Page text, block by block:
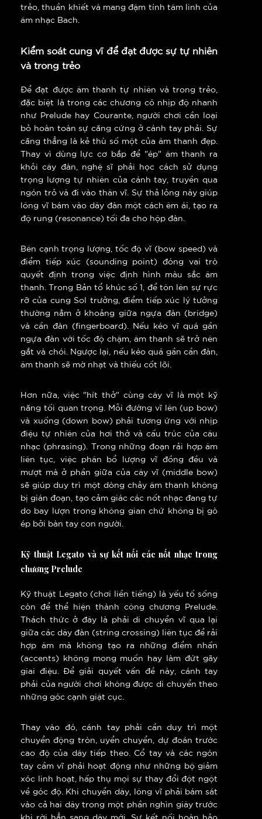
trẻo, thuần khiết và mang đậm tính tâm linh của
âm nhạc Bach.
Kiểm soát cung vĩ để đạt được sự tự nhiên
và trong trẻo
Để đạt được âm thanh tự nhiên và trong trẻo,
đặc biệt là trong các chương có nhịp độ nhanh
như Prelude hay Courante, người chơi cần loại
bỏ hoàn toàn sự căng cứng ở cánh tay phải. Sự
căng thẳng là kẻ thù số một của âm thanh đẹp.
Thay vì dùng lực cơ bắp để "ép" âm thanh ra
khỏi cây đàn, nghệ sĩ phải học cách sử dụng
trọng lượng tự nhiên của cánh tay, truyền qua
ngón trỏ và đi vào thân vĩ. Sự thả lỏng này giúp
lông vĩ bám vào dây đàn một cách êm ái, tạo ra
độ rung (resonance) tối đa cho hộp đàn.
Bên cạnh trọng lượng, tốc độ vĩ (bow speed) và
điểm tiếp xúc (sounding point) đóng vai trò
quyết định trong việc định hình màu sắc âm
thanh. Trong Bản tổ khúc số 1, để tôn lên sự rực
rỡ của cung Sol trưởng, điểm tiếp xúc lý tưởng
thường nằm ở khoảng giữa ngựa đàn (bridge)
và cần đàn (fingerboard). Nếu kéo vĩ quá gần
ngựa đàn với tốc độ chậm, âm thanh sẽ trở nên
gắt và chói. Ngược lại, nếu kéo quá gần cần đàn,
âm thanh sẽ mờ nhạt và thiếu cốt lõi.
Hơn nữa, việc "hít thở" cùng cây vĩ là một kỹ
năng tối quan trọng. Mỗi đường vĩ lên (up bow)
và xuống (down bow) phải tương ứng với nhịp
điệu tự nhiên của hơi thở và cấu trúc của câu
nhạc (phrasing). Trong những đoạn rải hợp âm
liên tục, việc phân bổ lượng vĩ đồng đều và
mượt mà ở phần giữa của cây vĩ (middle bow)
sẽ giúp duy trì một dòng chảy âm thanh không
bị gián đoạn, tạo cảm giác các nốt nhạc đang tự
do bay lượn trong không gian chứ không bị gò
ép bởi bàn tay con người.
Kỹ thuật Legato và sự kết nối các nốt nhạc trong
chương Prelude
Kỹ thuật Legato (chơi liền tiếng) là yếu tố sống
còn để thể hiện thành công chương Prelude.
Thách thức ở đây là phải di chuyển vĩ qua lại
giữa các dây đàn (string crossing) liên tục để rải
hợp âm mà không tạo ra những điểm nhấn
(accents) không mong muốn hay làm đứt gãy
giai điệu. Để giải quyết vấn đề này, cánh tay
phải của người chơi không được di chuyển theo
những góc cạnh giật cục.
Thay vào đó, cánh tay phải cần duy trì một
chuyển động tròn, uyển chuyển, dự đoán trước
cao độ của dây tiếp theo. Cổ tay và các ngón
tay cầm vĩ phải hoạt động như những bộ giảm
xóc linh hoạt, hấp thụ mọi sự thay đổi đột ngột
về góc độ. Khi chuyển dây, lông vĩ phải bám sát
vào cả hai dây trong một phần nghìn giây trước
khi rời hẳn sang dây mới. Sự kết nối hoàn hảo